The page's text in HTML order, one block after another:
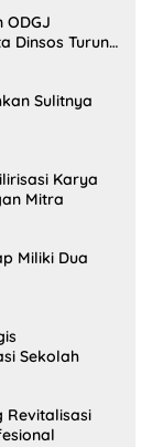
ODGJ
Dinsos Turun
Sulitnya
Karya
Mitra
Miliki Dua
Sekolah
Revitalisasi